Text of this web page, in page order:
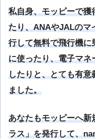
私自身、モッピーで
たり、ANAやJALのマ
行して無料で飛行機
に使ったり、電子マ
したりと、とても有
ました。
あなたもモッピーへ
ラス」を発行して、